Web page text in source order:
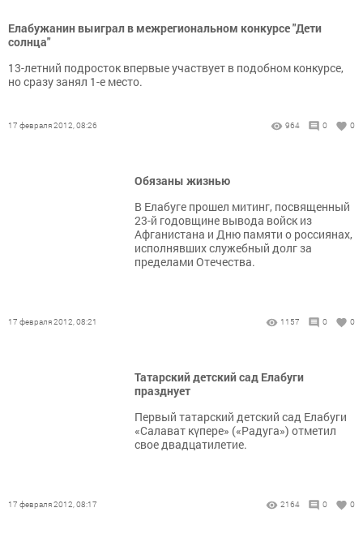
Елабужанин выиграл в межрегиональном конкурсе "Дети
солнца"
13-летний подросток впервые участвует в подобном конкурсе,
но сразу занял 1-е место.
17 февраля 2012, 08:26 964 0 0
Обязаны жизнью
В Елабуге прошел митинг, посвященный
23-й годовщине вывода войск из
Афганистана и Дню памяти о россиянах,
исполнявших служебный долг за
пределами Отечества.
17 февраля 2012, 08:21 1157 0 0
Татарский детский сад Елабуги
празднует
Первый татарский детский сад Елабуги
«Салават күпере» («Радуга») отметил
свое двадцатилетие.
17 февраля 2012, 08:17 2164 0 0